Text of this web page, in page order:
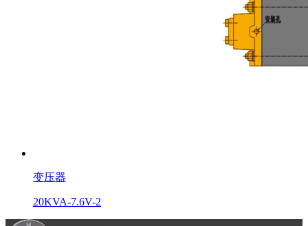
变压器
20KVA-7.6V-2